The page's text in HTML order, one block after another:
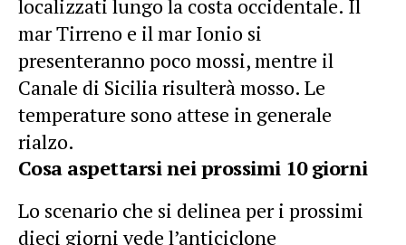
localizzati lungo la costa occidentale. Il
mar Tirreno e il mar Ionio si
presenteranno poco mossi, mentre il
Canale di Sicilia risulterà mosso. Le
temperature sono attese in generale
rialzo.
Cosa aspettarsi nei prossimi 10 giorni
Lo scenario che si delinea per i prossimi
dieci giorni vede l’anticiclone